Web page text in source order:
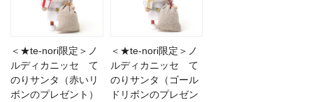
＜★te-nori限定＞ノ
ルディカニッセ て
のりサンタ（赤いリ
ボンのプレゼント）
＜★te-nori限定＞ノ
ルディカニッセ て
のりサンタ（ゴール
ドリボンのプレゼン